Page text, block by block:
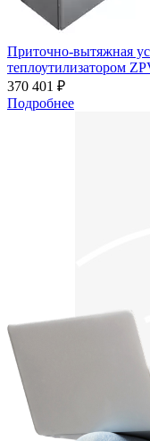
Приточно-вытяжная
теплоутилизатором
370 401 ₽
Подробнее